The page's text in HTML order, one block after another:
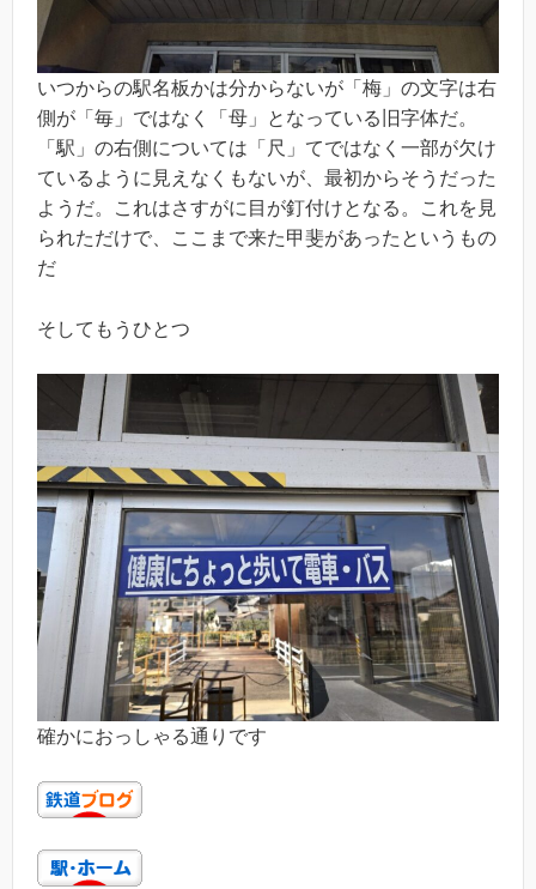
いつからの駅名板かは分からないが「梅」の文字は右
側が「毎」ではなく「母」となっている旧字体だ。
「駅」の右側については「尺」てではなく一部が欠け
ているように見えなくもないが、最初からそうだった
ようだ。これはさすがに目が釘付けとなる。これを見
られただけで、ここまで来た甲斐があったというもの
だ
そしてもうひとつ
確かにおっしゃる通りです